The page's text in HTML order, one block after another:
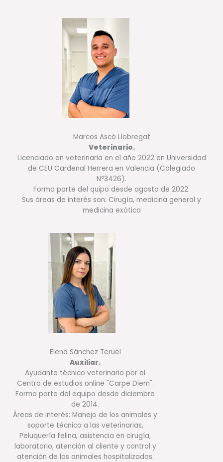
Marcos Ascó Llobregat
Veterinario.
Licenciado en veterinaria en el año 2022 en Universidad
de CEU Cardenal Herrera en Valencia (Colegiado
Nº3426).
Forma parte del quipo desde agosto de 2022.
Sus áreas de interés son: Cirugía, medicina general y
medicina exótica
Elena Sánchez Teruel
Auxiliar.
Ayudante técnico veterinario por el
Centro de estudios online "Carpe Diem".
Forma parte del equipo desde diciembre
de 2014.
Áreas de interés: Manejo de los animales y
soporte técnico a las veterinarias,
Peluquería felina, asistencia en cirugía,
laboratorio, atención al cliente y control y
atención de los animales hospitalizados.